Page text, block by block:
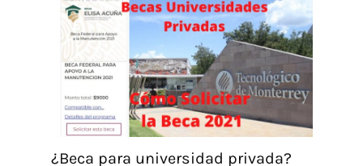
¿Beca para universidad privada?